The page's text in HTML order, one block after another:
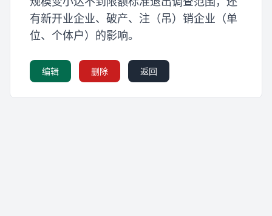
有新开业企业、破产、注（吊）销企业（单
位、个体户）的影响。
编辑 删除 返回